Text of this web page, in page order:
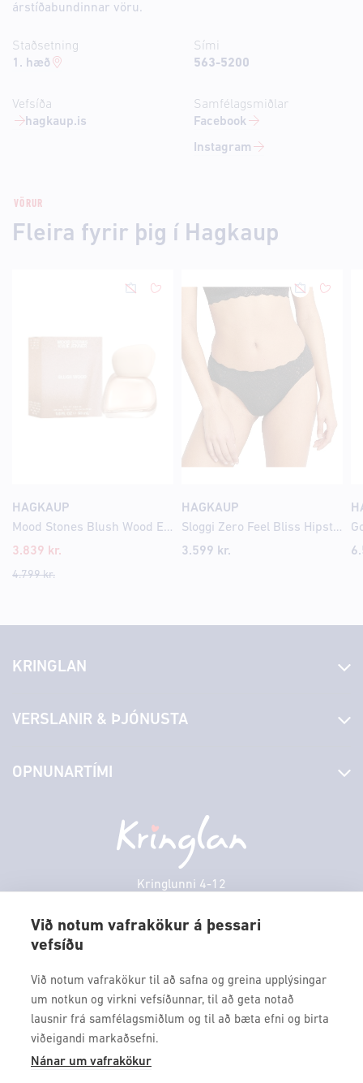
Við notum vafrakökur á þessari
vefsíðu
Við notum vafrakökur til að safna og greina upplýsingar
um notkun og virkni vefsíðunnar, til að geta notað
lausnir frá samfélagsmiðlum og til að bæta efni og birta
viðeigandi markaðsefni.
Nánar um vafrakökur
árstíðabundinnar vöru.
Staðsetning
1. hæð
Vefsíða
hagkaup.is
Sími
563-5200
Samfélagsmiðlar
Facebook
Instagram
VÖRUR
Fleira fyrir þig í Hagkaup
HAGKAUP
Mood Stones Blush Wood Eau de Parfum
3.839 kr.
4.799kr.
HAGKAUP
Sloggi Zero Feel Bliss Hipster Svartar
3.599 kr.
Kringlunni 4-12
kringlan@kringlan.is
KRINGLAN
Laus störf
Hafðu samband
Persónuverndarstefna
VERSLANIR & ÞJÓNUSTA
Borgarbókasafn
Borgarleikhúsið
Ævintýraland
OPNUNARTÍMI
Miðvikudagur
VERTU MEÐ
Fáðu forskot á dagskrána okkar og sértilboð með því að skrá